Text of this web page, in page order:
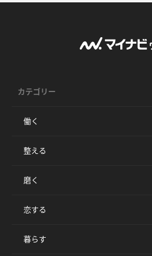
カテゴリー
働く
整える
磨く
恋する
暮らす